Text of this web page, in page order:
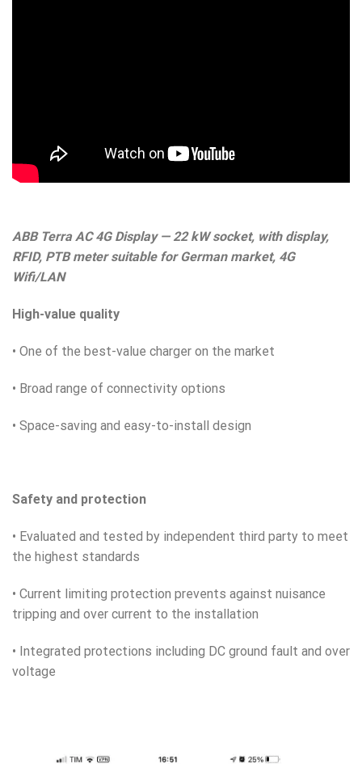
ABB Terra AC 4G Display — 22 kW socket, with display,
RFID, PTB meter suitable for German market, 4G
Wifi/LAN
High-value quality
• One of the best-value charger on the market
• Broad range of connectivity options
• Space-saving and easy-to-install design
Safety and protection
• Evaluated and tested by independent third party to meet
the highest standards
• Current limiting protection prevents against nuisance
tripping and over current to the installation
• Integrated protections including DC ground fault and over
voltage